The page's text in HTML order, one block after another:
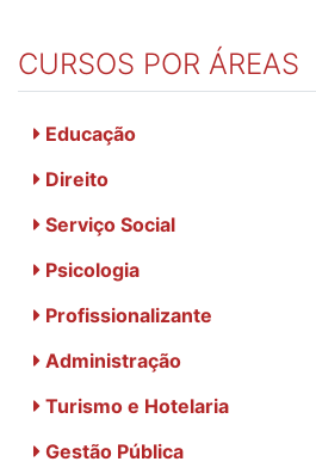
CURSOS POR ÁREAS
Educação
Direito
Serviço Social
Psicologia
Profissionalizante
Administração
Turismo e Hotelaria
Gestão Pública